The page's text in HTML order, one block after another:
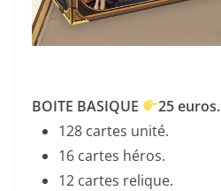
BOITE BASIQUE
25 euros.
128 cartes unité.
16 cartes héros.
12 cartes relique.